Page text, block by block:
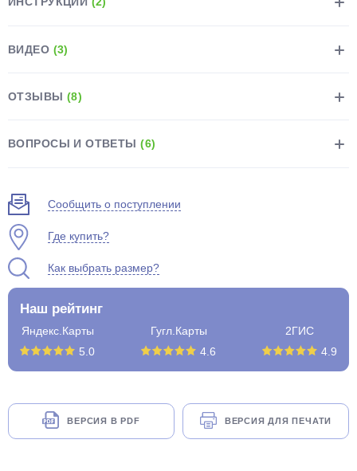
ВИДЕО (3)
ОТЗЫВЫ (8)
ВОПРОСЫ И ОТВЕТЫ(6)
Сообщить о поступлении
Где купить?
Как выбрать размер?
Наш рейтинг
Яндекс.Карты
5.0
Гугл.Карты
4.6
2ГИС
4.9
ВЕРСИЯ В PDF ВЕРСИЯ ДЛЯ ПЕЧАТИ